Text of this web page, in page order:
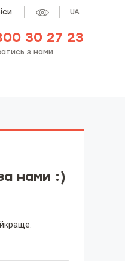
UA
30 27 23
з нами
нами :)